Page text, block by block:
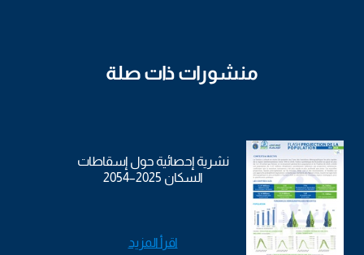
منشورات ذات صلة
نشرية إحصائية حول إسقاطات
السكان 2025–2054
اقرأ المزيد